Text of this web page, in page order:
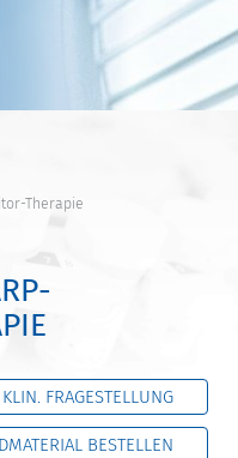
Therapie
FRAGESTELLUNG
BESTELLEN